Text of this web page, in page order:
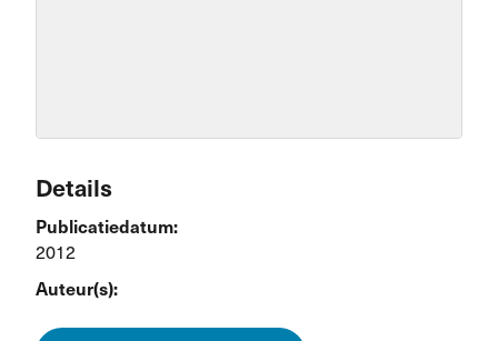
Details
Publicatiedatum:
2012
Auteur(s):